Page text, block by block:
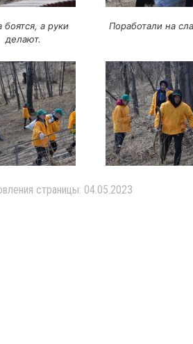
боятся, а руки
делают.
Поработали на
страницы: 04.05.2023